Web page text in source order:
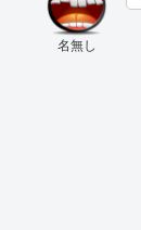
名無し